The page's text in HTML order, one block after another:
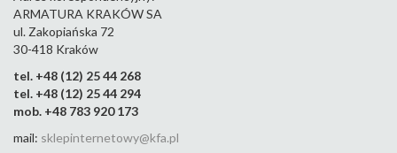
ARMATURA KRAKÓW SA
ul. Zakopiańska 72
30-418 Kraków
tel. +48 (12) 25 44 268
tel. +48 (12) 25 44 294
mob. +48 783 920 173
mail: sklepinternetowy@kfa.pl